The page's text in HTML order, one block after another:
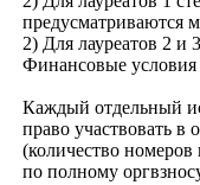
предусматриваются
2) Для лауреатов 2 и
Финансовые
Каждый отдельный
право участвовать в
(количество
по полному